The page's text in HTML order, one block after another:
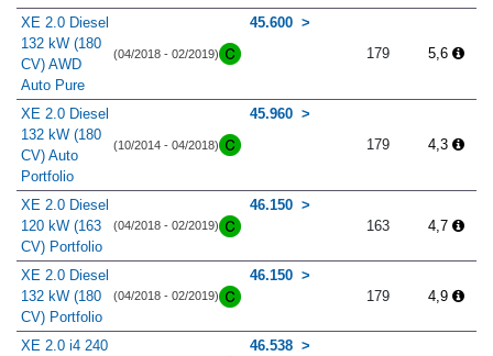
XE 2.0 Diesel
132 kW (180
CV) AWD
Auto Pure
(04/2018 - 02/2019)
45.600
179
5,6
XE 2.0 Diesel
132 kW (180
CV) Auto
Portfolio
(10/2014 - 04/2018)
45.960
179
4,3
XE 2.0 Diesel
120 kW (163
CV) Portfolio
(04/2018 - 02/2019)
46.150
163
4,7
XE 2.0 Diesel
132 kW (180
CV) Portfolio
(04/2018 - 02/2019)
46.150
179
4,9
XE 2.0 i4 240
46.538